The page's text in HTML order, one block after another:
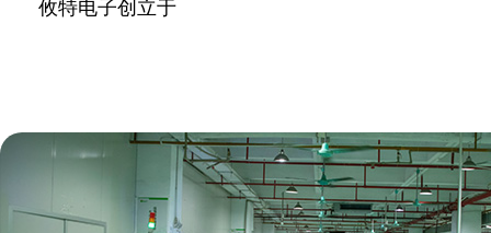
攸特电子创立于